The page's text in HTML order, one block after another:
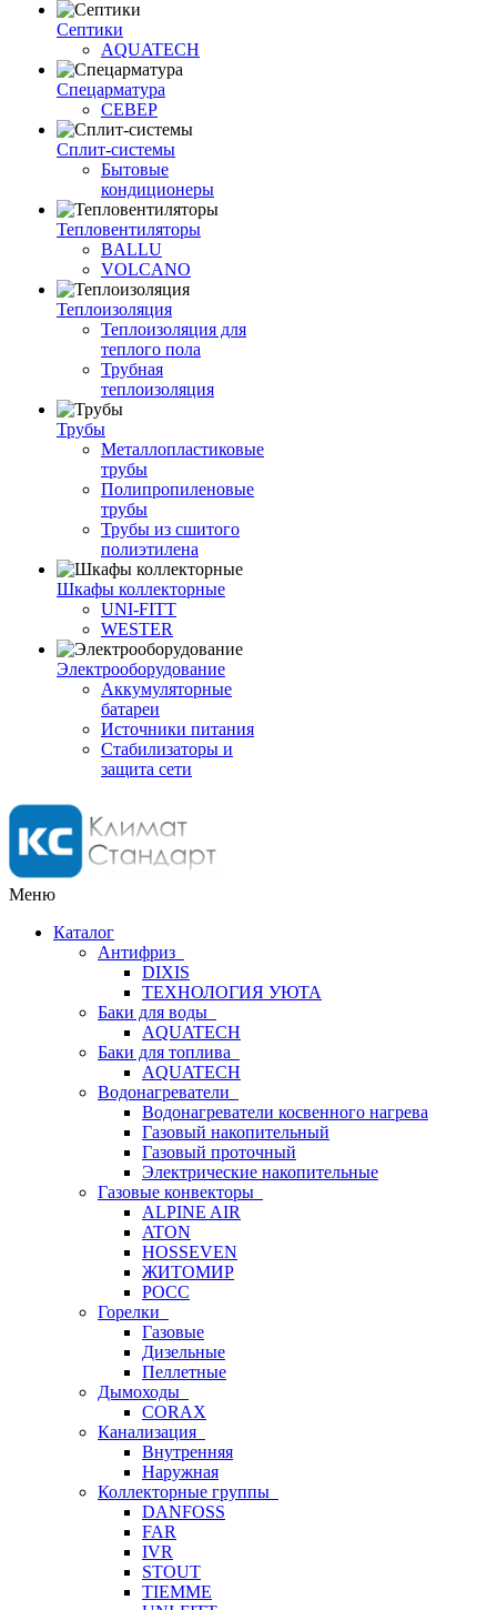
Септики
AQUATECH
Спецарматура
СЕВЕР
Сплит-системы
Бытовые
кондиционеры
Тепловентиляторы
BALLU
VOLCANO
Теплоизоляция
Теплоизоляция для
теплого пола
Трубная
теплоизоляция
Трубы
Металлопластиковые
трубы
Полипропиленовые
трубы
Трубы из сшитого
полиэтилена
Шкафы коллекторные
UNI-FITT
WESTER
Электрооборудование
Аккумуляторные
батареи
Источники питания
Стабилизаторы и
защита сети
Меню
Каталог
Антифриз
DIXIS
ТЕХНОЛОГИЯ УЮТА
Баки для воды
AQUATECH
Баки для топлива
AQUATECH
Водонагреватели
Водонагреватели косвенного нагрева
Газовый накопительный
Газовый проточный
Электрические накопительные
Газовые конвекторы
ALPINE AIR
ATON
HOSSEVEN
ЖИТОМИР
РОСС
Горелки
Газовые
Дизельные
Пеллетные
Дымоходы
CORAX
Канализация
Внутренняя
Наружная
Коллекторные группы
DANFOSS
FAR
IVR
STOUT
TIEMME